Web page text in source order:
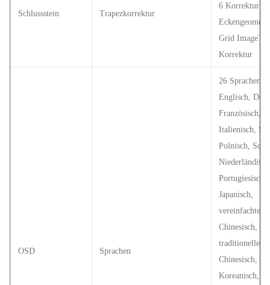
Schlussstein Trapezkorrektur
6 Korrektur
Grid
Korrektur
OSD Sprachen
26 Sprachen:
Englisch,
Französisch,
Italienisch,
Polnisch,
Portugiesisch,
Japanisch,
vereinfachtes
Chinesisch,
traditionelles
Chinesisch,
Koreanisch,